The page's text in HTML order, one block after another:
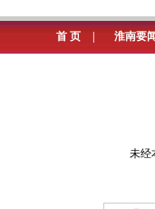
首 页 淮南要闻
未经